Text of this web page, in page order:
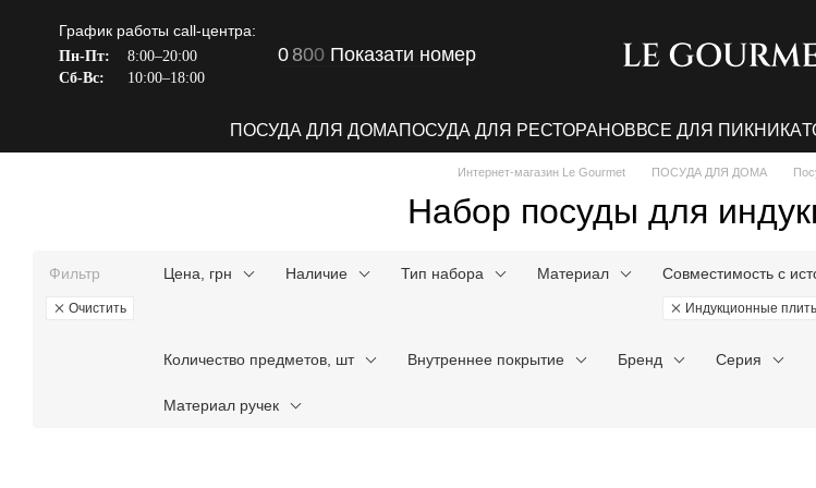
График работы call-центра:
Пн-Пт:
8:00–20:00
Сб-Вс:
10:00–18:00
0800 Показати номер
ПОСУДА ДЛЯ ДОМАПОСУДА ДЛЯ РЕСТОРАНОВВСЕ ДЛЯ ПИКНИКА
Интернет-магазин Le Gourmet ПОСУДА ДЛЯ ДОМА
Набор посуды для
Фильтр
Очистить
Цена, грн Наличие Тип набора Материал Совместимость с
Индукционные
Количество предметов, шт Внутреннее покрытие Бренд Серия
Материал ручек